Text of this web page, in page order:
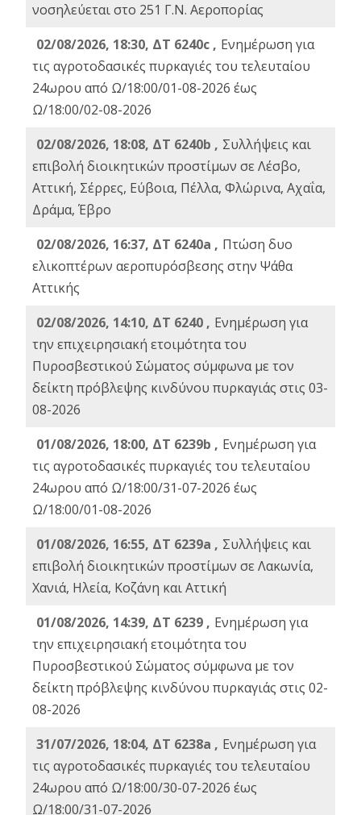
νοσηλεύεται στο 251 Γ.Ν. Αεροπορίας
02/08/2026, 18:30, ΔΤ 6240c , Ενημέρωση για
τις αγροτοδασικές πυρκαγιές του τελευταίου
24ωρου από Ω/18:00/01-08-2026 έως
Ω/18:00/02-08-2026
02/08/2026, 18:08, ΔΤ 6240b , Συλλήψεις και
επιβολή διοικητικών προστίμων σε Λέσβο,
Αττική, Σέρρες, Εύβοια, Πέλλα, Φλώρινα, Αχαΐα,
Δράμα, Έβρο
02/08/2026, 16:37, ΔΤ 6240a , Πτώση δυο
ελικοπτέρων αεροπυρόσβεσης στην Ψάθα
Αττικής
02/08/2026, 14:10, ΔΤ 6240 , Ενημέρωση για
την επιχειρησιακή ετοιμότητα του
Πυροσβεστικού Σώματος σύμφωνα με τον
δείκτη πρόβλεψης κινδύνου πυρκαγιάς στις 03-
08-2026
01/08/2026, 18:00, ΔΤ 6239b , Ενημέρωση για
τις αγροτοδασικές πυρκαγιές του τελευταίου
24ωρου από Ω/18:00/31-07-2026 έως
Ω/18:00/01-08-2026
01/08/2026, 16:55, ΔΤ 6239a , Συλλήψεις και
επιβολή διοικητικών προστίμων σε Λακωνία,
Χανιά, Ηλεία, Κοζάνη και Αττική
01/08/2026, 14:39, ΔΤ 6239 , Ενημέρωση για
την επιχειρησιακή ετοιμότητα του
Πυροσβεστικού Σώματος σύμφωνα με τον
δείκτη πρόβλεψης κινδύνου πυρκαγιάς στις 02-
08-2026
31/07/2026, 18:04, ΔΤ 6238a , Ενημέρωση για
τις αγροτοδασικές πυρκαγιές του τελευταίου
24ωρου από Ω/18:00/30-07-2026 έως
Ω/18:00/31-07-2026